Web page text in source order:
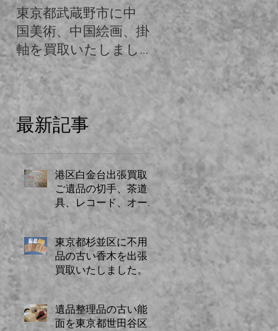
東京都武蔵野市に中
国美術、中国絵画、掛
軸を買取いたしまし
た。
東京都練馬区にシャ
ネルのバッグ・アク
セサリーを出張買取
いたしました。
最新記事
港区白金台出張買取
ご遺品の切手、茶道
具、レコード、オー
ディオ、贈答品、古
書、古道具など
東京都杉並区に不用
品の古い香木を出張
買取いたしました。
遺品整理品の古い能
面を東京都世田谷区